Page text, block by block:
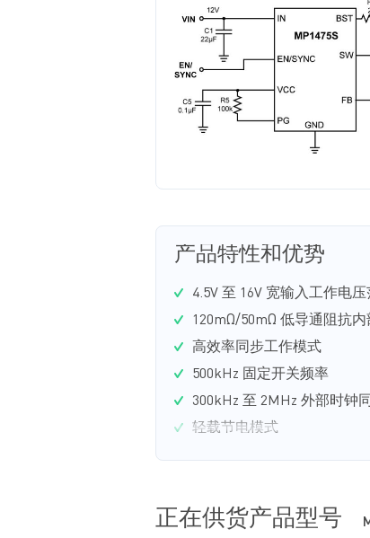
产品特性和优势
4.5V 至 16V 宽输入工作电压
120mΩ/50mΩ 低导通阻抗内
高效率同步工作模式
500kHz 固定开关频率
300kHz 至 2MHz 外部时钟
轻载节电模式
正在供货产品型号